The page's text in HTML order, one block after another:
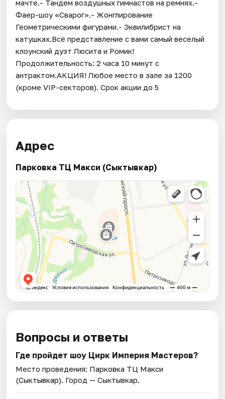
мачте.- Тандем воздушных гимнастов на ремнях.-
Фаер-шоу «Сварог».- Жонглирование
Геометрическими фигурами.- Эквилибрист на
катушках.Всё представление с вами самый веселый
клоунский дуэт Люсита и Ромик!
Продолжительность: 2 часа 10 минут с
антрактом.АКЦИЯ! Любое место в зале за 1200
(кроме VIP-секторов). Срок акции до 5
Адрес
Парковка ТЦ Макси (Сыктывкар)
Вопросы и ответы
Где пройдет шоу Цирк Империя Мастеров?
Место проведения: Парковка ТЦ Макси
(Сыктывкар). Город — Сыктывкар.